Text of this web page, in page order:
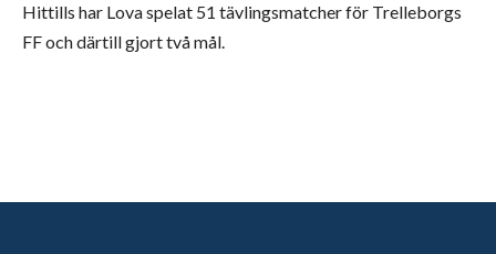
Hittills har Lova spelat 51 tävlingsmatcher för Trelleborgs
FF och därtill gjort två mål.